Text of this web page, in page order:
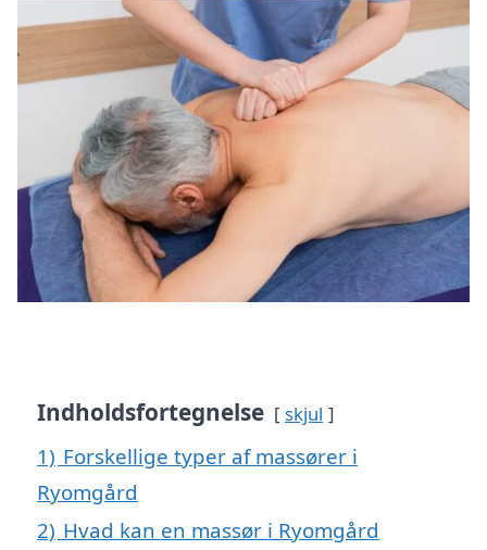
Indholdsfortegnelse skjul
1) Forskellige typer af massører i
Ryomgård
2) Hvad kan en massør i Ryomgård